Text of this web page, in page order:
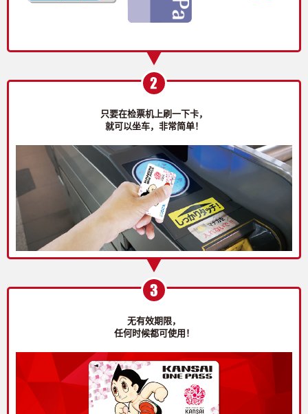
只要在检票机上刷一下卡，
就可以坐车，非常简单！
无有效期限，
任何时候都可使用！